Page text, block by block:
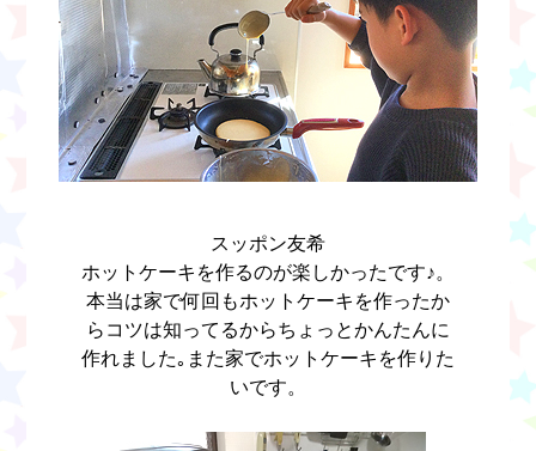
スッポン友希
ホットケーキを作るのが楽しかったです♪。
本当は家で何回もホットケーキを作ったか
らコツは知ってるからちょっとかんたんに
作れました｡また家でホットケーキを作りた
いです。